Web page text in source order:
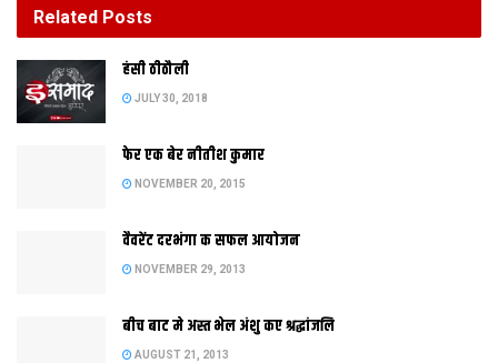
Related Posts
हंसी ठीठौली
JULY 30, 2018
फेर एक बेर नीतीश कुमार
NOVEMBER 20, 2015
वैवरेंट दरभंगा क सफल आयोजन
NOVEMBER 29, 2013
बीच बाट मे अस्त भेल अंशु कए श्रद्धांजलि
AUGUST 21, 2013